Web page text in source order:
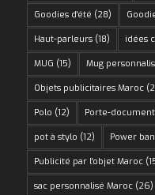
Goodies d'été (28)
Haut-parleurs(18) idées
MUG (15) Mug
Objets publicitaires Maroc
Polo (12) Porte-
pot à stylo (12) Power
Publicité par l'objet Maroc
sac personnalisé Maroc(26)